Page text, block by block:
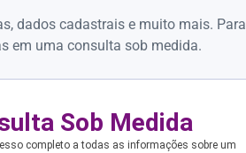
dados cadastrais e muito mais. Para
em uma consulta sob medida.
Sob Medida
completo a todas as informações sobre um